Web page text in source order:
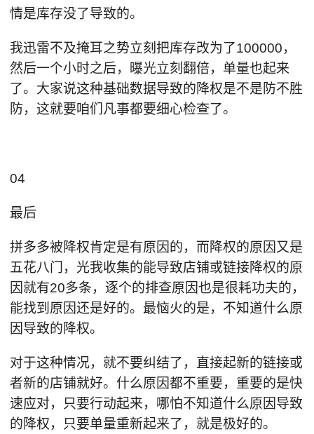
情是库存没了导致的。
我迅雷不及掩耳之势立刻把库存改为了100000，
然后一个小时之后，曝光立刻翻倍，单量也起来
了。大家说这种基础数据导致的降权是不是防不胜
防，这就要咱们凡事都要细心检查了。
04
最后
拼多多被降权肯定是有原因的，而降权的原因又是
五花八门，光我收集的能导致店铺或链接降权的原
因就有20多条，逐个的排查原因也是很耗功夫的，
能找到原因还是好的。最恼火的是，不知道什么原
因导致的降权。
对于这种情况，就不要纠结了，直接起新的链接或
者新的店铺就好。什么原因都不重要，重要的是快
速应对，只要行动起来，哪怕不知道什么原因导致
的降权，只要单量重新起来了，就是极好的。